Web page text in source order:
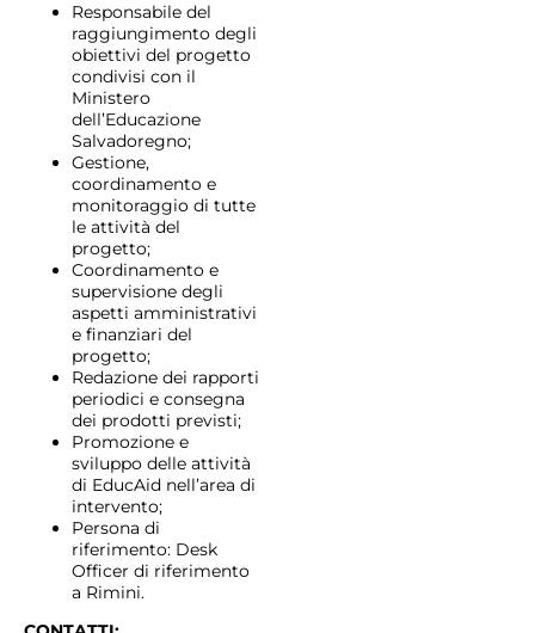
Responsabile del
raggiungimento degli
obiettivi del progetto
condivisi con il
Ministero
dell’Educazione
Salvadoregno;
Gestione,
coordinamento e
monitoraggio di tutte
le attività del
progetto;
Coordinamento e
supervisione degli
aspetti amministrativi
e finanziari del
progetto;
Redazione dei rapporti
periodici e consegna
dei prodotti previsti;
Promozione e
sviluppo delle attività
di EducAid nell’area di
intervento;
Persona di
riferimento: Desk
Officer di riferimento
a Rimini.